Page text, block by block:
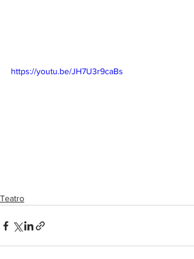
https://youtu.be/JH7U3r9caBs
Teatro